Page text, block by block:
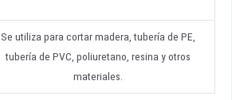
Se utiliza para cortar madera, tubería de PE,
tubería de PVC, poliuretano, resina y otros
materiales.